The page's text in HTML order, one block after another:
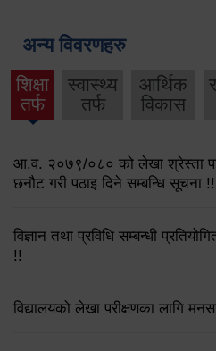
अन्य विवरणहरु
शिक्षा
तर्फ
स्वास्थ्य
तर्फ
आर्थिक
विकास
आ.व. २०७९/०८० को लेखा श्रेस्ता
छनौट गरी पठाइ दिने सम्बन्धि सूचना !!
विज्ञान तथा प्रविधि सम्बन्धी
!!
विद्यालयको लेखा परीक्षणका लागि